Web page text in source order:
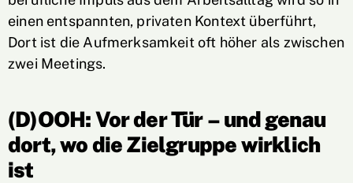
einen entspannten, privaten Kontext überführt,
Dort ist die Aufmerksamkeit oft höher als zwischen
zwei Meetings.
(D)OOH: Vor der Tür – und genau
dort, wo die Zielgruppe wirklich
ist